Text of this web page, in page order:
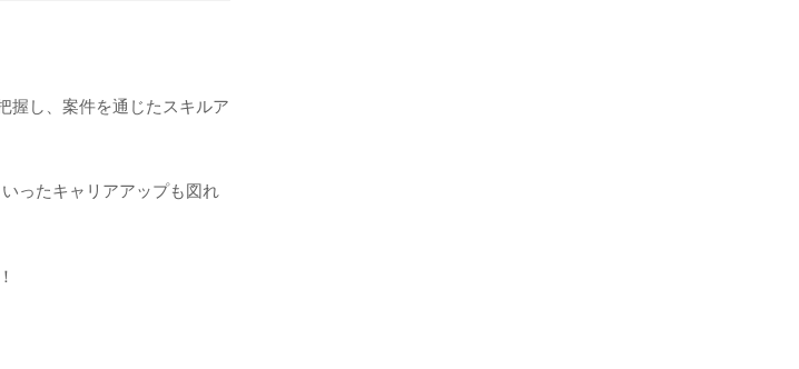
握し、案件を通じたスキルア
ったキャリアアップも図れ